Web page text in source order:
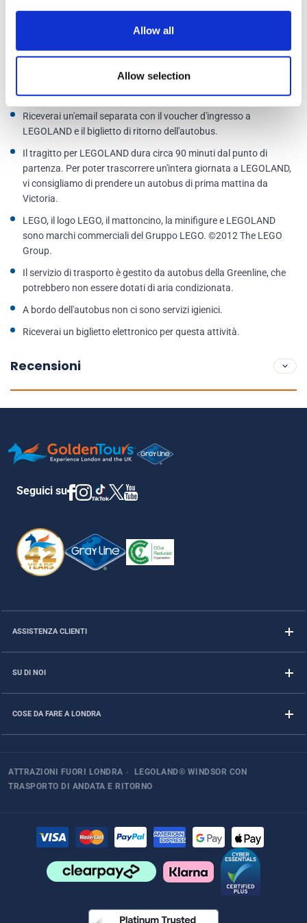
Allow all
Allow selection
Ulteriori informazioni
È possibile cancellare la prenotazione fino a 24 ore prima della
partenza per ricevere un rimborso completo.
Riceverai un'email separata con il voucher d'ingresso a
LEGOLAND e il biglietto di ritorno dell'autobus.
Il tragitto per LEGOLAND dura circa 90 minuti dal punto di
partenza. Per poter trascorrere un'intera giornata a LEGOLAND,
vi consigliamo di prendere un autobus di prima mattina da
Victoria.
LEGO, il logo LEGO, il mattoncino, la minifigure e LEGOLAND
sono marchi commerciali del Gruppo LEGO. ©2012 The LEGO
Group.
Il servizio di trasporto è gestito da autobus della Greenline, che
potrebbero non essere dotati di aria condizionata.
A bordo dell'autobus non ci sono servizi igienici.
Riceverai un biglietto elettronico per questa attività.
Recensioni
Seguici su
ASSISTENZA CLIENTI
SU DI NOI
COSE DA FARE A LONDRA
ATTRAZIONI FUORI LONDRA ›
LEGOLAND® WINDSOR CON
TRASPORTO DI ANDATA E RITORNO